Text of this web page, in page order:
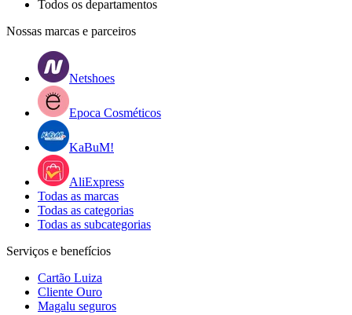
Todos os departamentos
Nossas marcas e parceiros
Netshoes
Epoca Cosméticos
KaBuM!
AliExpress
Todas as marcas
Todas as categorias
Todas as subcategorias
Serviços e benefícios
Cartão Luiza
Cliente Ouro
Magalu seguros